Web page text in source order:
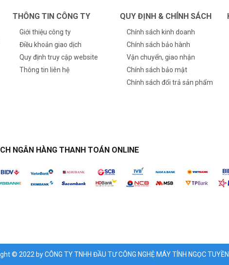
THÔNG TIN CÔNG TY
Giới thiệu công ty
Điều khoản giao dịch
Quy định truy cập website
Thông tin liên hệ
QUY ĐỊNH & CHÍNH SÁCH
Chính sách kinh doanh
Chính sách bảo hành
Vận chuyển, giao nhận
Chính sách bảo mật
Chính sách đổi trả sản phẩm
NGÂN HÀNG THANH TOÁN ONLINE
© 2022 by CÔNG TY TNHH ĐẦU TƯ CÔNG NGHỆ MÁY TÍNH NGỌC